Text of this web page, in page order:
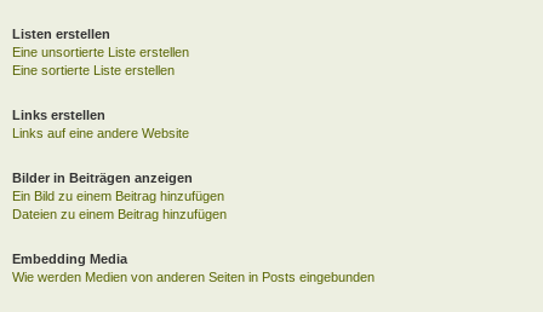
Listen erstellen
Eine unsortierte Liste erstellen
Eine sortierte Liste erstellen
Links erstellen
Links auf eine andere Website
Bilder in Beiträgen anzeigen
Ein Bild zu einem Beitrag hinzufügen
Dateien zu einem Beitrag hinzufügen
Embedding Media
Wie werden Medien von anderen Seiten in Posts eingebunden